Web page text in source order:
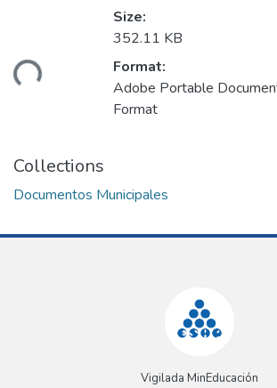
Size:
352.11 KB
Format:
Adobe Portable
Format
Collections
Documentos Municipales
Vigilada MinEducación